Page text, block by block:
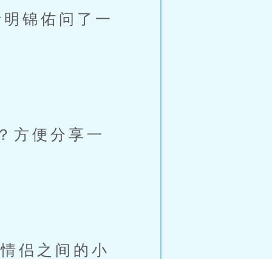
锦佑问了一
方便分享一
侣之间的小